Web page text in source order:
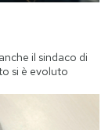
il sindaco di
si è evoluto